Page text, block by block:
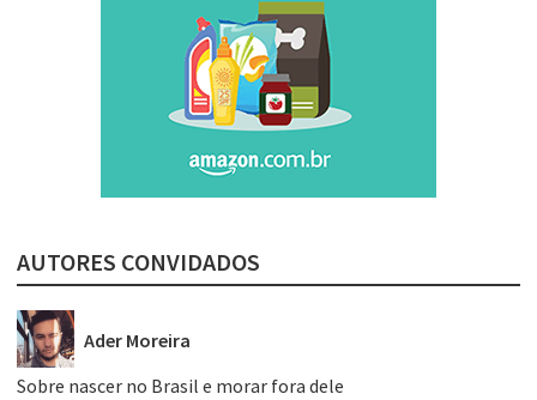
AUTORES CONVIDADOS
Ader Moreira
Sobre nascer no Brasil e morar fora dele